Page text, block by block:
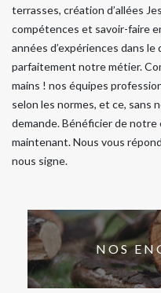
terrasses, création d’allées
compétences et savoir-faire
années d’expériences dans
parfaitement notre métier.
mains ! nos équipes
selon les normes, et ce, sans
demande. Bénéficier de
maintenant. Nous vous
nous signe.
NOS